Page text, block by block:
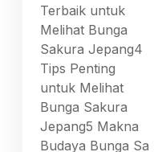
Terbaik untuk
Melihat Bunga
Sakura Jepang4
Tips Penting
untuk Melihat
Bunga Sakura
Jepang5 Makna
Budaya Bunga Sa